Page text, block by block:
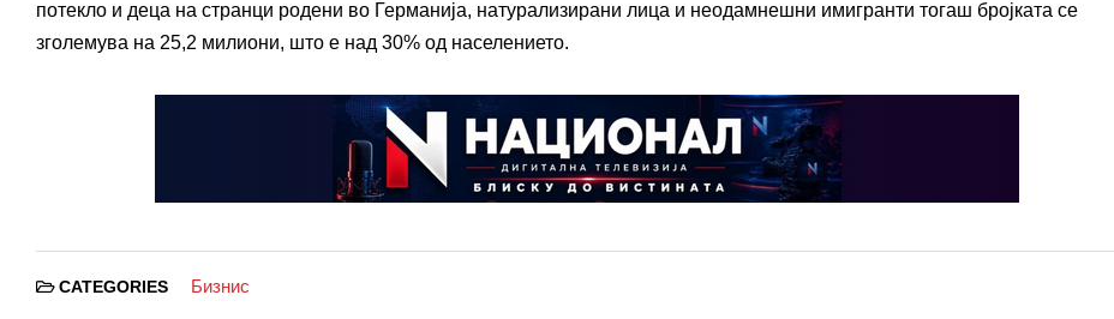
потекло и деца на странци родени во Германија, натурализирани лица и неодамнешни имигранти тогаш бројката се
зголемува на 25,2 милиони, што е над 30% од населението.
CATEGORIES Бизнис